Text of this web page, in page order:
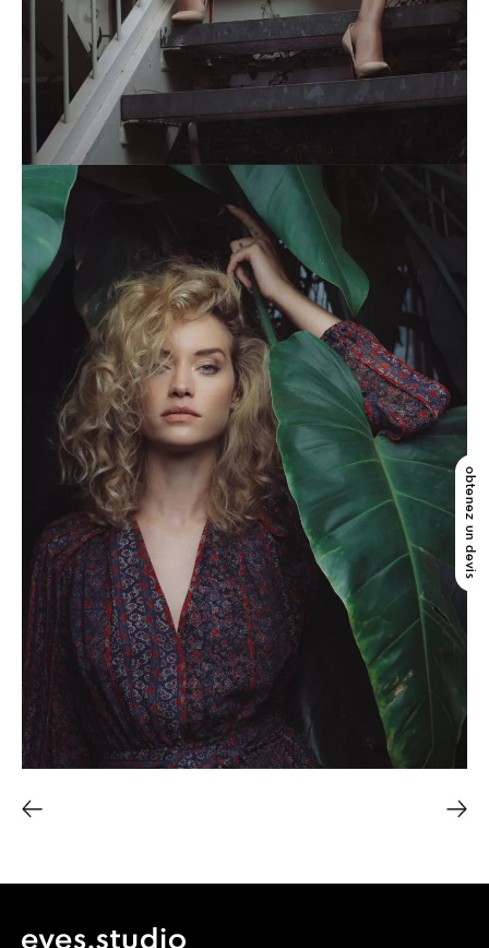
Navigation
de
l’article
obtenez un devis